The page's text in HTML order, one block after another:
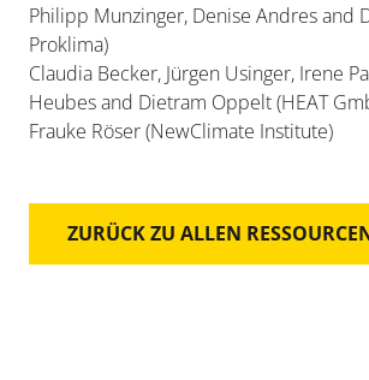
Philipp Munzinger, Denise Andres and
Proklima)
Claudia Becker, Jürgen Usinger, Irene
Heubes and Dietram Oppelt (HEAT
Frauke Röser (NewClimate Institute)
ZURÜCK ZU ALLEN